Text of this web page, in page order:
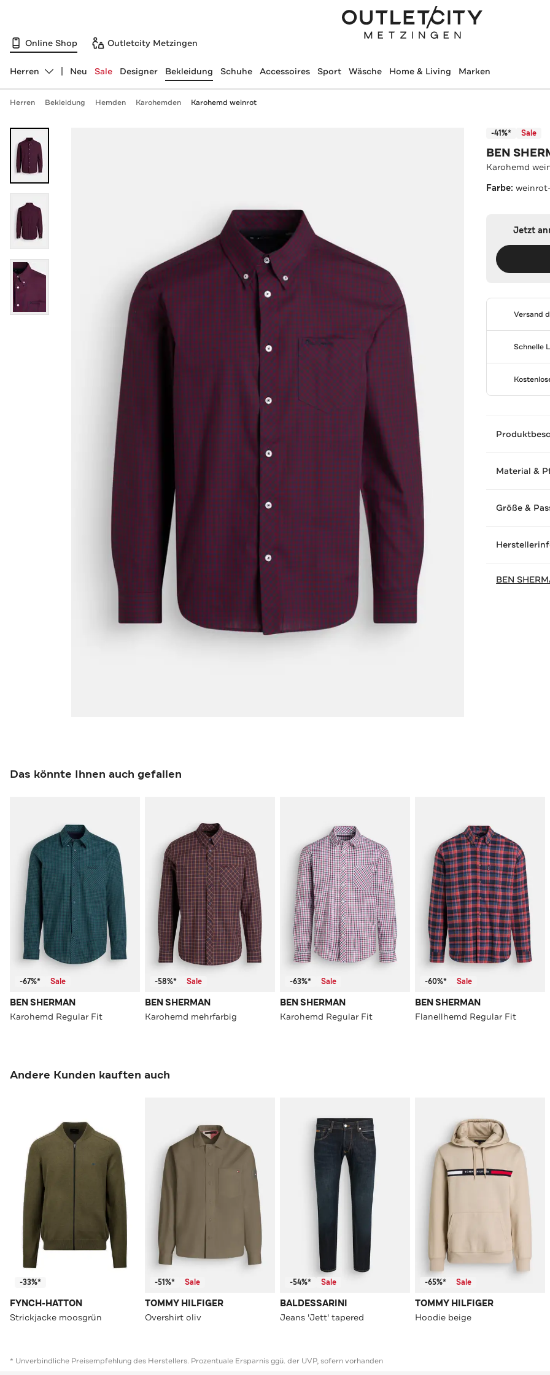
Online Shop Outletcity Metzingen
Abteilung ändern, ausgewählt:
Herren Neu Sale Designer Bekleidung Schuhe Accessoires Sport Wäsche Home & Living Marken
Herren Bekleidung Hemden Karohemden Karohemd weinrot
-41%* Sale
BEN
Karohemd
Farbe:
Jetzt
Versand
Schnelle
Material &
Größe &
BEN
Das könnte Ihnen auch gefallen
-67%* Sale
BEN SHERMAN
Karohemd Regular Fit
-58%* Sale
BEN SHERMAN
Karohemd mehrfarbig
-63%* Sale
BEN SHERMAN
Karohemd Regular Fit
-60%* Sale
BEN SHERMAN
Flanellhemd Regular Fit
Andere Kunden kauften auch
-33%*
FYNCH-HATTON
Strickjacke moosgrün
-51%* Sale
TOMMY HILFIGER
Overshirt oliv
-54%* Sale
BALDESSARINI
Jeans 'Jett' tapered
-65%* Sale
TOMMY HILFIGER
Hoodie beige
* Unverbindliche Preisempfehlung des Herstellers. Prozentuale Ersparnis ggü. der UVP, sofern vorhanden